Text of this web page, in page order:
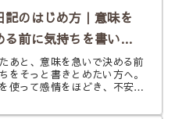
るらしい。私はそれがほしか
記のはじめ方｜意味を
る前に気持ちを書いて
いときに
あと、意味を急いで決める前
をそっと書きとめたい方へ。
使って感情をほどき、不安を